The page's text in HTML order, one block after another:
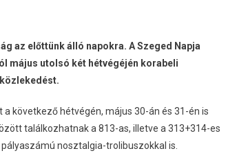
az előttünk álló napokra. A Szeged Napja
május utolsó két hétvégéjén korabeli
következő hétvégén, május 30-án és 31-én is
találkozhatnak a 813-as, illetve a 313+314-es
nosztalgia-trolibuszokkal is.